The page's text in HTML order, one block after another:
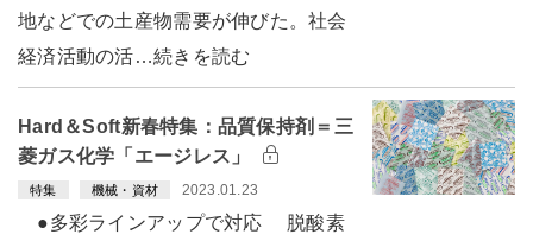
地などでの土産物需要が伸びた。社会
経済活動の活…続きを読む
Hard＆Soft新春特集：品質保持剤＝三
菱ガス化学「エージレス」
特集 機械・資材 2023.01.23
●多彩ラインアップで対応 脱酸素